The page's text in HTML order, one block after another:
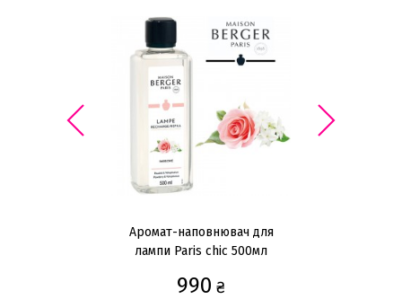
Аромат-наповнювач для
лампи Paris chic 500мл
990 ₴